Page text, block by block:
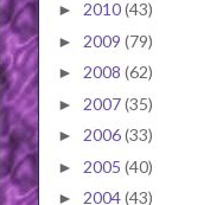
► 2010(43)
► 2009 (79)
► 2008 (62)
► 2007(35)
► 2006(33)
► 2005 (40)
► 2004(43)